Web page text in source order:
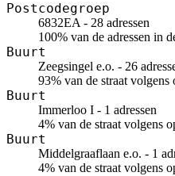
Postcodegroep
6832EA - 28 adressen
100% van de adressen in
Buurt
Zeegsingel e.o. - 26
93% van de straat volgens
Buurt
Immerloo I - 1 adressen
4% van de straat volgens
Buurt
Middelgraaflaan e.o. - 1
4% van de straat volgens